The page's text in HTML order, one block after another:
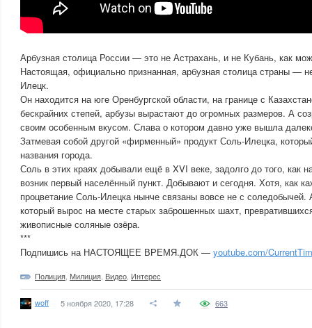
Арбузная столица России — это не Астрахань, и не Кубань, как
Настоящая, официально признанная, арбузная столица страны —
Илецк.
Он находится на юге Оренбургской области, на границе с
бескрайних степей, арбузы вырастают до огромных размеров. А
своим особенным вкусом. Слава о котором давно уже вышла
Затмевая собой другой «фирменный» продукт Соль-Илецка,
названия города.
Соль в этих краях добывали ещё в XVI веке, задолго до того, как
возник первый населённый пункт. Добывают и сегодня. Хотя, как
процветание Соль-Илецка нынче связаны вовсе не с соледобычей.
который вырос на месте старых заброшенных шахт,
живописные соляные озёра.
***
Подпишись на НАСТОЯЩЕЕ ВРЕМЯ.ДОК — youtube.com/
Полиция Милиция Видео Интерес
woff 5 ноября 2020, 17:28 663